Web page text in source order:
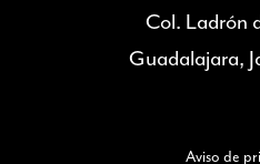
Col. Ladrón
Guadalajara,
Aviso de